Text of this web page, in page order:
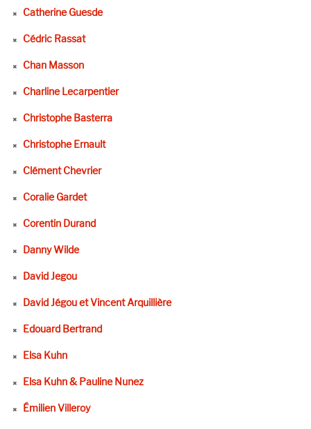
Catherine Guesde
Cédric Rassat
Chan Masson
Charline Lecarpentier
Christophe Basterra
Christophe Ernault
Clément Chevrier
Coralie Gardet
Corentin Durand
Danny Wilde
David Jegou
David Jégou et Vincent Arquillière
Edouard Bertrand
Elsa Kuhn
Elsa Kuhn & Pauline Nunez
Émilien Villeroy